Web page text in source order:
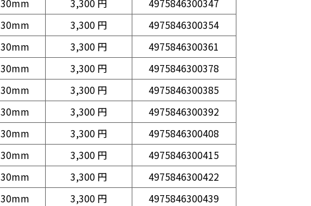
30mm 3,300 円
4975846300347
30mm 3,300 円
4975846300354
30mm 3,300 円
4975846300361
30mm 3,300 円
4975846300378
30mm 3,300 円
4975846300385
30mm 3,300 円
4975846300392
30mm 3,300 円
4975846300408
30mm 3,300 円
4975846300415
30mm 3,300 円
4975846300422
30mm 3,300 円
4975846300439